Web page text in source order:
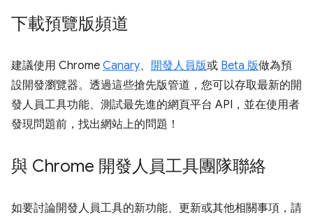
下載預覽版頻道
建議使用 Chrome Canary、 開發人員版或 Beta 版做為預
設開發瀏覽器。透過這些搶先版管道，您可以存取最新的開
發人員工具功能、測試最先進的網頁平台 API，並在使用者
發現問題前，找出網站上的問題！
與 Chrome 開發人員工具團隊聯絡
如要討論開發人員工具的新功能、更新或其他相關事項，請